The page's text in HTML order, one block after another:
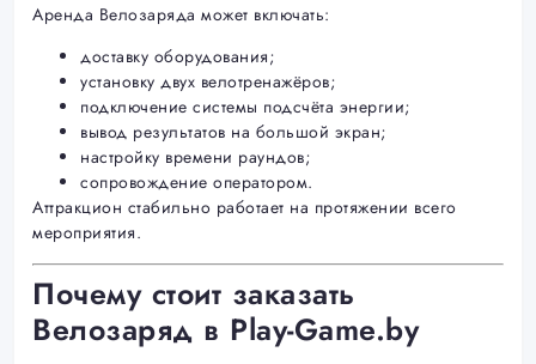
Аренда Велозаряда может включать:
доставку оборудования;
установку двух велотренажёров;
подключение системы подсчёта энергии;
вывод результатов на большой экран;
настройку времени раундов;
сопровождение оператором.
Аттракцион стабильно работает на протяжении всего
мероприятия.
Почему стоит заказать
Велозаряд в Play-Game.by